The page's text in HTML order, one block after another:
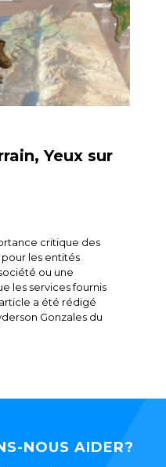
Yeux sur
critique des
les entités
ou une
les services fournis
a été rédigé
Gonzales du
NOUS AIDER?